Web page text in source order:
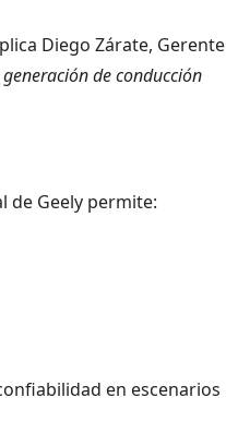
Diego Zárate, Gerente
de conducción
de Geely permite:
en escenarios